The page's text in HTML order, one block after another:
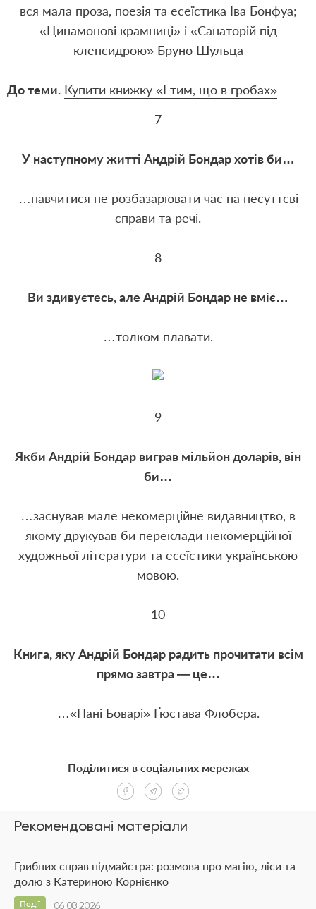
вся мала проза, поезія та есеїстика Іва Бонфуа;
«Цинамонові крамниці» і «Санаторій під
клепсидрою» Бруно Шульца
До теми. Купити книжку «І тим, що в гробах»
7
У наступному житті Андрій Бондар хотів би…
…навчитися не розбазарювати час на несуттєві
справи та речі.
8
Ви здивуєтесь, але Андрій Бондар не вміє…
…толком плавати.
9
Якби Андрій Бондар виграв мільйон доларів, він
би…
…заснував мале некомерційне видавництво, в
якому друкував би переклади некомерційної
художньої літератури та есеїстики українською
мовою.
10
Книга, яку Андрій Бондар радить прочитати всім
прямо завтра — це…
…«Пані Боварі» Ґюстава Флобера.
Рекомендовані матеріали
Грибних справ підмайстра: розмова про магію, ліси та
долю з Катериною Корнієнко
06.08.2026
Події
Поділитися в соціальних мережах